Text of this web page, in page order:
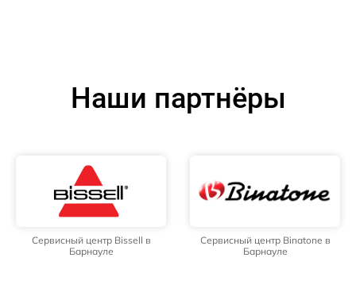
Наши партнёры
Сервисный центр Bissell в
Барнауле
Сервисный центр Binatone в
Барнауле